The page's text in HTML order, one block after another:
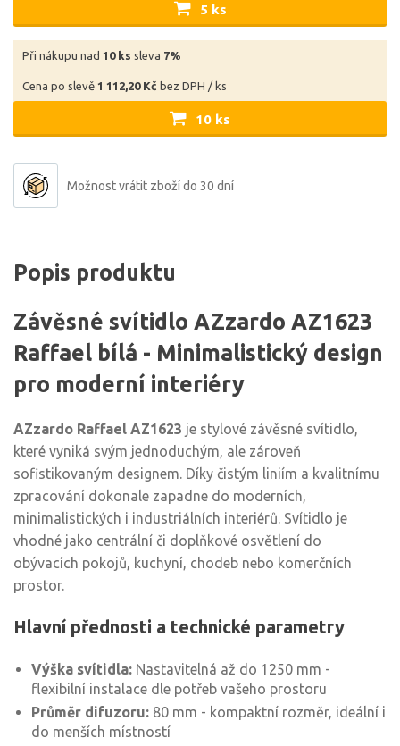
5 ks
Při nákupu nad 10 ks sleva 7%
Cena po slevě 1 112,20 Kč bez DPH / ks
10 ks
Možnost vrátit zboží do 30 dní
Popis produktu
Závěsné svítidlo AZzardo AZ1623
Raffael bílá - Minimalistický design
pro moderní interiéry
AZzardo Raffael AZ1623 je stylové závěsné svítidlo,
které vyniká svým jednoduchým, ale zároveň
sofistikovaným designem. Díky čistým liniím a kvalitnímu
zpracování dokonale zapadne do moderních,
minimalistických i industriálních interiérů. Svítidlo je
vhodné jako centrální či doplňkové osvětlení do
obývacích pokojů, kuchyní, chodeb nebo komerčních
prostor.
Hlavní přednosti a technické parametry
Výška svítidla: Nastavitelná až do 1250 mm -
flexibilní instalace dle potřeb vašeho prostoru
Průměr difuzoru: 80 mm - kompaktní rozměr, ideální i
do menších místností